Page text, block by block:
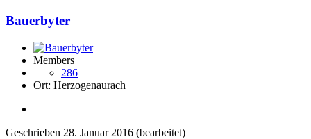
Bauerbyter
Members
286
Ort: Herzogenaurach
Geschrieben 28. Januar 2016 (bearbeitet)